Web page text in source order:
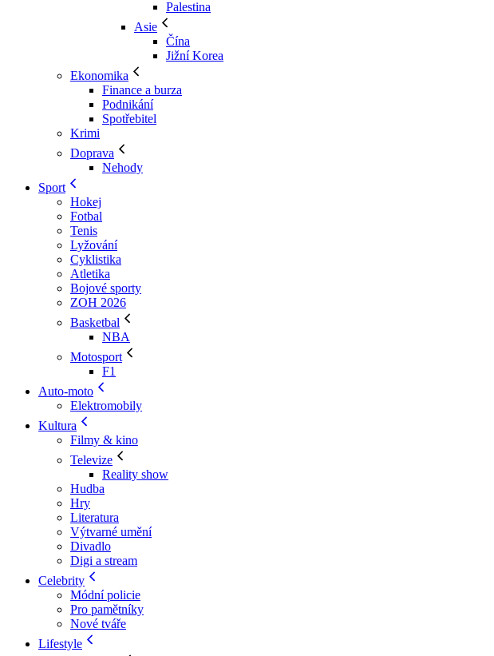
Palestina
Asie
Čína
Jižní Korea
Ekonomika
Finance a burza
Podnikání
Spotřebitel
Krimi
Doprava
Nehody
Sport
Hokej
Fotbal
Tenis
Lyžování
Cyklistika
Atletika
Bojové sporty
ZOH 2026
Basketbal
NBA
Motosport
F1
Auto-moto
Elektromobily
Kultura
Filmy & kino
Televize
Reality show
Hudba
Hry
Literatura
Výtvarné umění
Divadlo
Digi a stream
Celebrity
Módní policie
Pro pamětníky
Nové tváře
Lifestyle